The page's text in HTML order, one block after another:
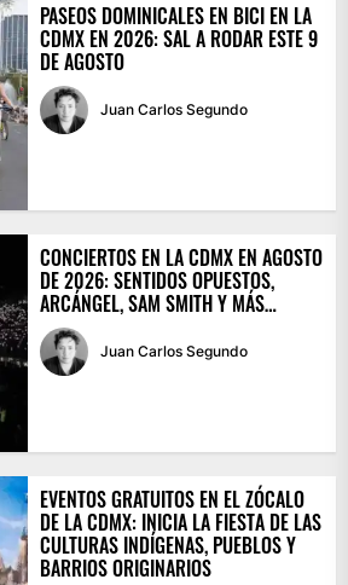
PASEOS DOMINICALES EN BICI EN LA
CDMX EN 2026: SAL A RODAR ESTE 9
DE AGOSTO
Juan Carlos Segundo
CONCIERTOS EN LA CDMX EN AGOSTO
DE 2026: SENTIDOS OPUESTOS,
ARCÁNGEL, SAM SMITH Y MÁS…
Juan Carlos Segundo
EVENTOS GRATUITOS EN EL ZÓCALO
DE LA CDMX: INICIA LA FIESTA DE LAS
CULTURAS INDÍGENAS, PUEBLOS Y
BARRIOS ORIGINARIOS